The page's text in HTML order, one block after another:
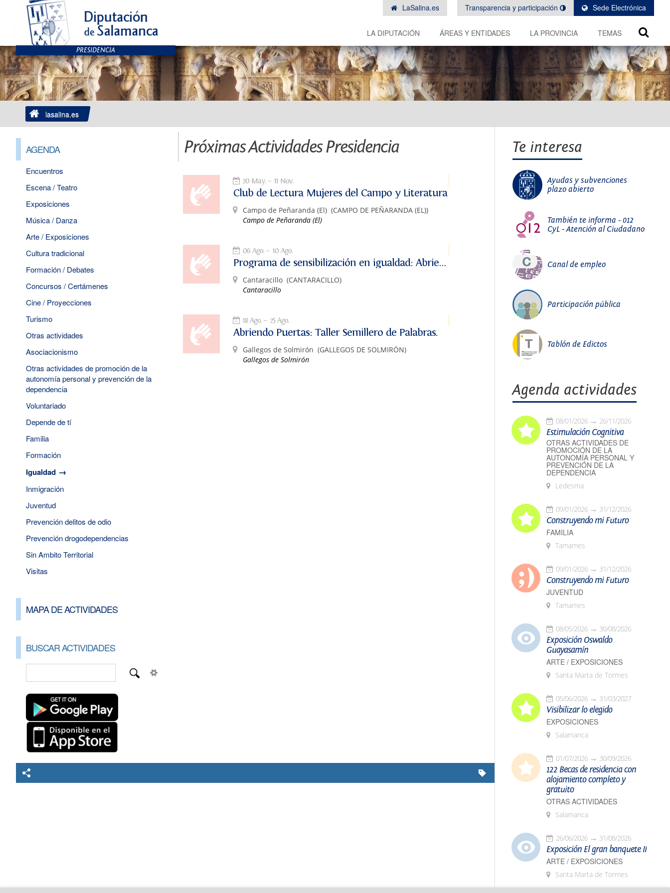
Sede Electrónica
Transparencia y participación
LaSalina.es
LA DIPUTACIÓN ÁREAS Y ENTIDADES LA PROVINCIA TEMAS
lasalina.es
AGENDA
Encuentros
Escena / Teatro
Exposiciones
Música / Danza
Arte / Exposiciones
Cultura tradicional
Formación / Debates
Concursos / Certámenes
Cine / Proyecciones
Turismo
Otras actividades
Asociacionismo
Otras actividades de promoción de la
autonomía personal y prevención de la
dependencia
Voluntariado
Depende de tí
Familia
Formación
Igualdad
Inmigración
Juventud
Prevención delitos de odio
Prevención drogodependencias
Sin Ambito Territorial
Visitas
MAPA DE ACTIVIDADES
BUSCAR ACTIVIDADES
Próximas Actividades Presidencia
20 May. 11 Nov.
Club de Lectura Mujeres del Campo y Literatura
Campo de Peñaranda (El) (CAMPO DE PEÑARANDA (EL))
Campo de Peñaranda (El)
06 Ago. 10 Ago.
Programa de sensibilización en igualdad: Abriendo Puertas
Cantaracillo (CANTARACILLO)
Cantaracillo
18 Ago. 25 Ago.
Abriendo Puertas: Taller Semillero de Palabras.
Gallegos de Solmirón (GALLEGOS DE SOLMIRÓN)
Gallegos de Solmirón
Te interesa
Ayudas y subvenciones
plazo abierto
También te informa - 012
CyL - Atención al Ciudadano
Canal de empleo
Participación pública
Tablón de Edictos
Agenda actividades
08/01/2026 26/11/2026
Estimulación Cognitiva
OTRAS ACTIVIDADES DE
PROMOCIÓN DE LA
AUTONOMÍA PERSONAL Y
PREVENCIÓN DE LA
DEPENDENCIA
Ledesma
09/01/2026 31/12/2026
Construyendo mi Futuro
FAMILIA
Tamames
09/01/2026 31/12/2026
Construyendo mi Futuro
JUVENTUD
Tamames
08/05/2026 30/08/2026
Exposición Oswaldo
Guayasamín
ARTE / EXPOSICIONES
Santa Marta de Tormes
05/06/2026 31/03/2027
Visibilizar lo elegido
EXPOSICIONES
Salamanca
01/07/2026 30/09/2026
122 Becas de residencia con
alojamiento completo y
gratuito
OTRAS ACTIVIDADES
Salamanca
26/06/2026 31/08/2026
Exposición El gran banquete II
ARTE / EXPOSICIONES
Santa Marta de Tormes